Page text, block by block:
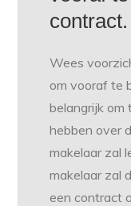
contract.
Wees
om vooraf te
belangrijk om
hebben over
makelaar zal
makelaar zal
een contract